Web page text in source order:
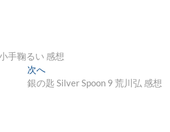
手鞠るい 感想
次へ次
の
銀の匙 Silver Spoon 9 荒川弘 感想